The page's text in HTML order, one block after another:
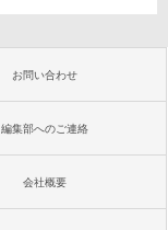
お問い合わせ
編集部へのご連絡
会社概要